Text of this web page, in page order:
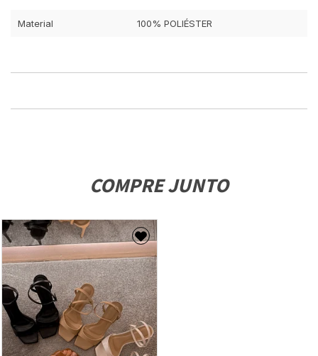
Material 100% POLIÉSTER
COMPRE JUNTO